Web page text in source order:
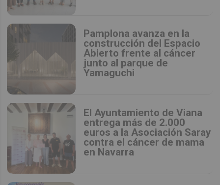
Pamplona avanza en la
construcción del Espacio
Abierto frente al cáncer
junto al parque de
Yamaguchi
El Ayuntamiento de Viana
entrega más de 2.000
euros a la Asociación Saray
contra el cáncer de mama
en Navarra